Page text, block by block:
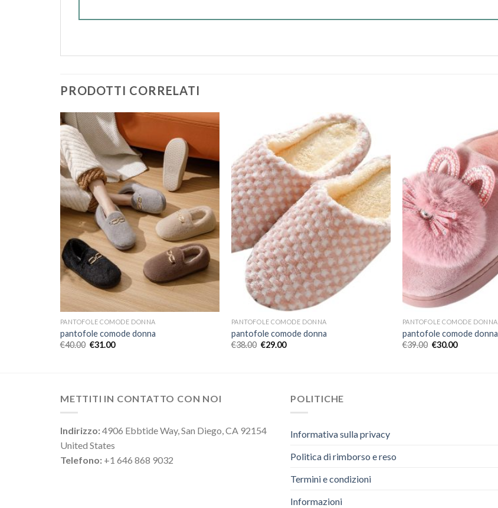
PRODOTTI CORRELATI
PANTOFOLE COMODE DONNA
pantofole comode donna
€40.00 €31.00
PANTOFOLE COMODE DONNA
pantofole comode donna
€38.00 €29.00
PANTOFOLE COMODE DONNA
pantofole comode donna
€39.00 €30.00
METTITI IN CONTATTO CON NOI
Indirizzo:4906 Ebbtide Way, San Diego, CA 92154
United States
Telefono: +1 646 868 9032
POLITICHE
Informativa sulla privacy
Politica di rimborso e reso
Termini e condizioni
Informazioni